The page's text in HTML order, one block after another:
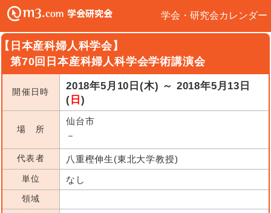
学会・研究会カレンダー
日本産科婦人科学会】
第70回日本産科婦人科学会学術講演会
開催日時
2018年5月10日(木) ～ 2018年5月13日
( 日 )
場 所
仙台市
－
代表者 八重樫伸生(東北大学教授)
単位 なし
領域